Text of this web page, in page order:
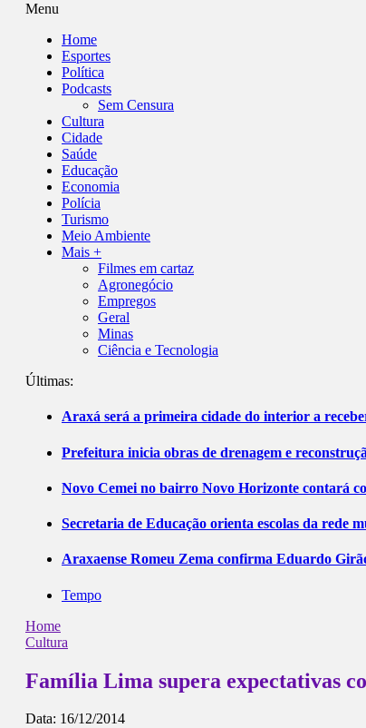
Menu
Home
Esportes
Política
Podcasts
Sem Censura
Cultura
Cidade
Saúde
Educação
Economia
Polícia
Turismo
Meio Ambiente
Mais +
Filmes em cartaz
Agronegócio
Empregos
Geral
Minas
Ciência e Tecnologia
Últimas:
Araxá será a primeira cidade do interior a
Prefeitura inicia obras de drenagem e
Novo Cemei no bairro Novo Horizonte contará
Secretaria de Educação orienta escolas da rede
Araxaense Romeu Zema confirma Eduardo
Tempo
Home
Cultura
Família Lima supera expectativas
Data: 16/12/2014